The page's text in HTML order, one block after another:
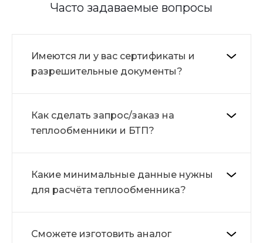
Часто задаваемые вопросы
Имеются ли у вас сертификаты и
разрешительные документы?
Как сделать запрос/заказ на
теплообменники и БТП?
Какие минимальные данные нужны
для расчёта теплообменника?
Сможете изготовить аналог